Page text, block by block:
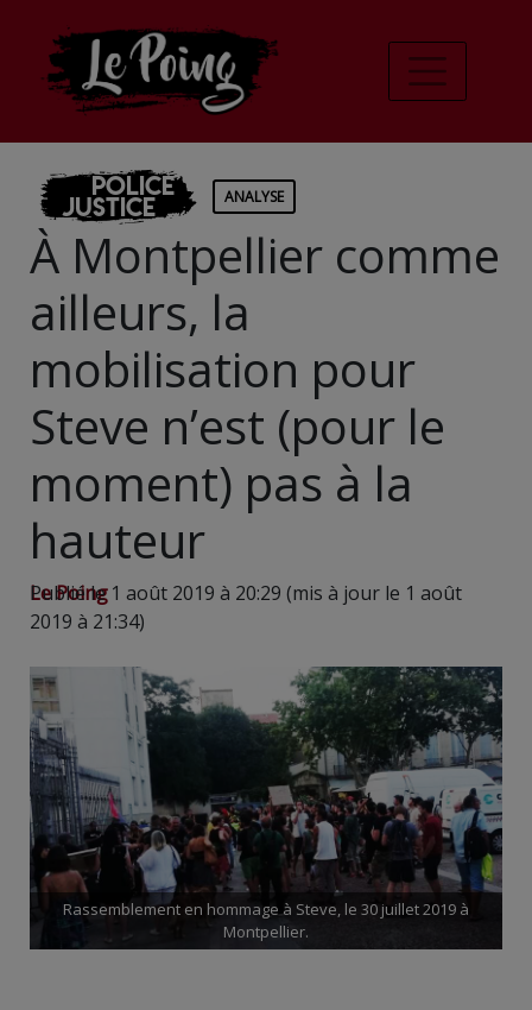
Police
Justice ANALYSE
À Montpellier comme
ailleurs, la
mobilisation pour
Steve n’est (pour le
moment) pas à la
hauteur
Le Poing
Publié le 1 août 2019 à 20:29 (mis à jour le 1 août
2019 à 21:34)
Rassemblement en hommage à Steve, le 30 juillet 2019 à
Montpellier.